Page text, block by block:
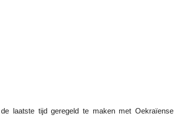
laatste tijd geregeld te maken met Oekraïense